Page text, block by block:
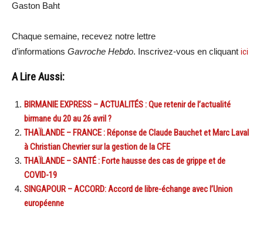
Gaston Baht
Chaque semaine, recevez notre lettre
d’informations Gavroche Hebdo. Inscrivez-vous en cliquant ici
A Lire Aussi:
BIRMANIE EXPRESS – ACTUALITÉS : Que retenir de l’actualité
birmane du 20 au 26 avril ?
THAÏLANDE – FRANCE : Réponse de Claude Bauchet et Marc Laval
à Christian Chevrier sur la gestion de la CFE
THAÏLANDE – SANTÉ : Forte hausse des cas de grippe et de
COVID-19
SINGAPOUR – ACCORD: Accord de libre-échange avec l’Union
européenne